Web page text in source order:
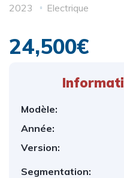
2023 Electrique
24,500€
Modèle:
Année:
Version:
Segmentation: